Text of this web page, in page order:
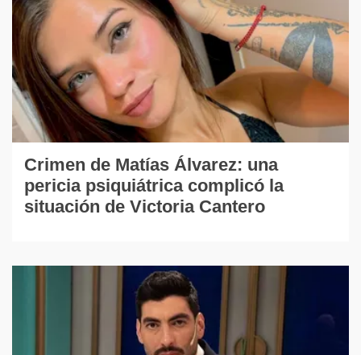
Crimen de Matías Álvarez: una
pericia psiquiátrica complicó la
situación de Victoria Cantero